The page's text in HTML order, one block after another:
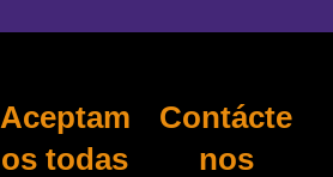
Aceptam
os todas
Contácte
nos